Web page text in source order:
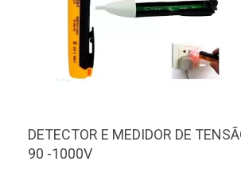
DETECTOR E MEDIDOR DE
90 -1000V